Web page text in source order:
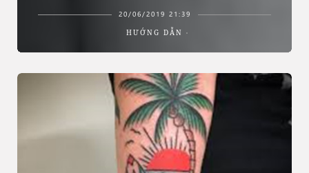
20/06/2019 21:39
HƯỚNG DẪN